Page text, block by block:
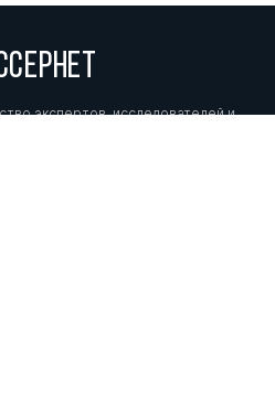
экспертов, исследователей и